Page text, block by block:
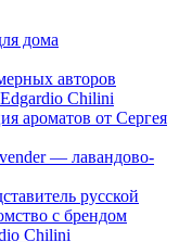
дома
авторов
Chilini
ароматов от Сергея
— лавандово-
русской
с брендом
Chilini